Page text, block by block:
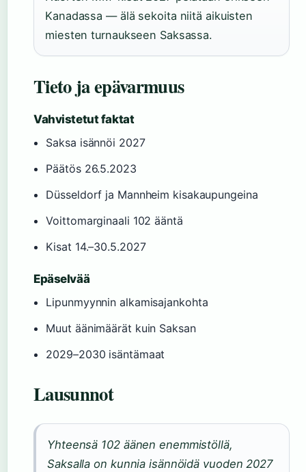
Kanadassa — älä sekoita niitä aikuisten
miesten turnaukseen Saksassa.
Tieto ja epävarmuus
Vahvistetut faktat
Saksa isännöi 2027
Päätös 26.5.2023
Düsseldorf ja Mannheim kisakaupungeina
Voittomarginaali 102 ääntä
Kisat 14.–30.5.2027
Epäselvää
Lipunmyynnin alkamisajankohta
Muut äänimäärät kuin Saksan
2029–2030 isäntämaat
Lausunnot
Yhteensä 102 äänen enemmistöllä,
Saksalla on kunnia isännöidä vuoden 2027